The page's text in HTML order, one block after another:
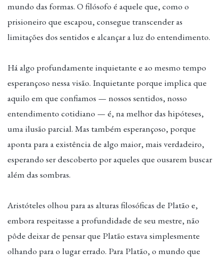
mundo das formas. O filósofo é aquele que, como o
prisioneiro que escapou, consegue transcender as
limitações dos sentidos e alcançar a luz do entendimento.
Há algo profundamente inquietante e ao mesmo tempo
esperançoso nessa visão. Inquietante porque implica que
aquilo em que confiamos — nossos sentidos, nosso
entendimento cotidiano — é, na melhor das hipóteses,
uma ilusão parcial. Mas também esperançoso, porque
aponta para a existência de algo maior, mais verdadeiro,
esperando ser descoberto por aqueles que ousarem buscar
além das sombras.
Aristóteles olhou para as alturas filosóficas de Platão e,
embora respeitasse a profundidade de seu mestre, não
pôde deixar de pensar que Platão estava simplesmente
olhando para o lugar errado. Para Platão, o mundo que